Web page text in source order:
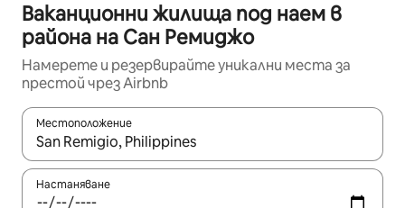
Ваканционни жилища под наем в
района на Сан Ремиджо
Намерете и резервирайте уникални места за
престой чрез Airbnb
Местоположение
Когато резултатите се покажат, използвайте
Настаняване